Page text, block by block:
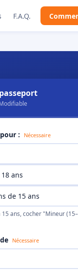
F.A.Q.
: Nécessaire
ans
de 15 ans
ans, cocher "Mineur
Nécessaire